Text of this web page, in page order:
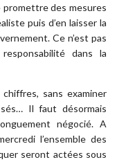
des mesures
puis d’en laisser la
Ce n’est pas
dans la
sans examiner
Il faut désormais
négocié. A
l’ensemble des
seront actées sous